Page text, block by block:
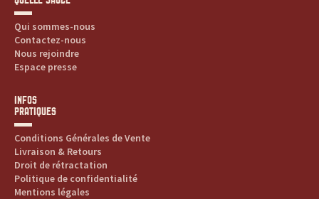
Qui sommes-nous
Contactez-nous
Nous rejoindre
Espace presse
INFOS
PRATIQUES
Conditions Générales de Vente
Livraison & Retours
Droit de rétractation
Politique de confidentialité
Mentions légales